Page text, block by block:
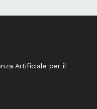
Artificiale per il